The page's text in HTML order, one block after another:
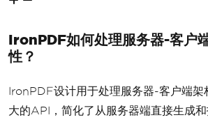
IronPDF如何处理服务器-客户
性？
IronPDF设计用于处理服务器-客户端架
大的API，简化了从服务器端直接生成和